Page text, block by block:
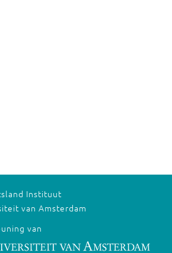
Instituut
van Amsterdam
van